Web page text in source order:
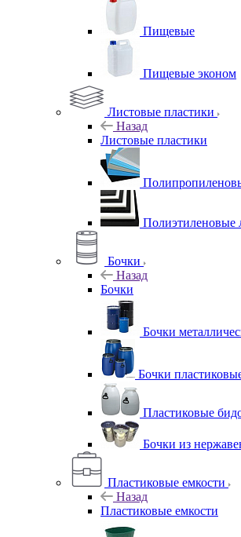
Пищевые
Пищевые эконом
Листовые пластики
Назад
Листовые пластики
Полиэтиленовые
Бочки
Назад
Бочки
Бочки
Бочки
Пластиковые
Бочки из
Пластиковые емкости
Назад
Пластиковые емкости